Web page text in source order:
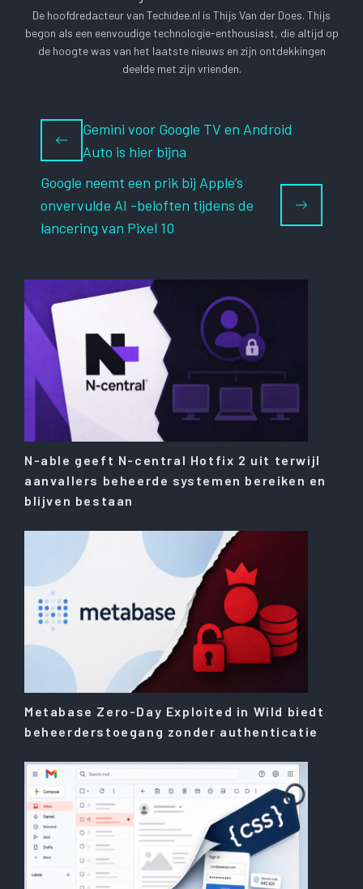
De hoofdredacteur van Techidee.nl is Thijs Van der Does. Thijs
begon als een eenvoudige technologie-enthousiast, die altijd op
de hoogte was van het laatste nieuws en zijn ontdekkingen
deelde met zijn vrienden.
Gemini voor Google TV en Android
Auto is hier bijna
Google neemt een prik bij Apple’s
onvervulde AI -beloften tijdens de
lancering van Pixel 10
N-able geeft N-central Hotfix 2 uit terwijl
aanvallers beheerde systemen bereiken en
blijven bestaan
Metabase Zero-Day Exploited in Wild biedt
beheerderstoegang zonder authenticatie